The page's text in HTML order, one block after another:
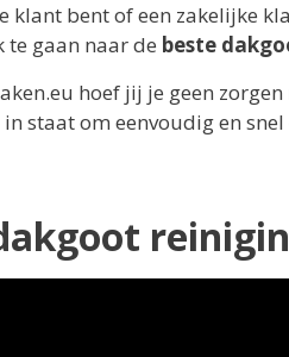
klant bent of een zakelijke
te gaan naar de beste
hoef jij je geen
staat om eenvoudig en